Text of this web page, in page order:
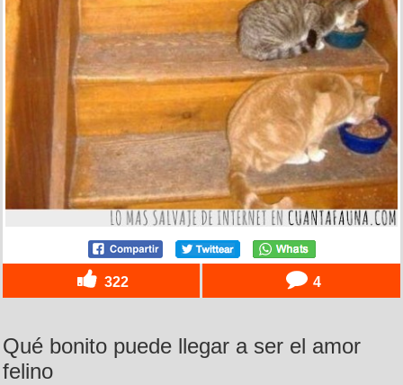
322 4
Qué bonito puede llegar a ser el amor
felino